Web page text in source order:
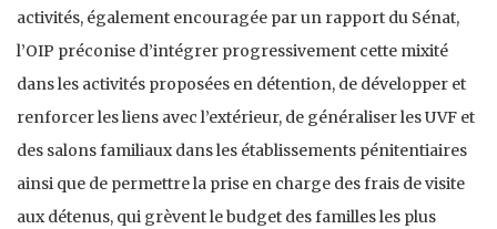
activités, également encouragée par un rapport du Sénat,
l’OIP préconise d’intégrer progressivement cette mixité
dans les activités proposées en détention, de développer et
renforcer les liens avec l’extérieur, de généraliser les UVF et
des salons familiaux dans les établissements pénitentiaires
ainsi que de permettre la prise en charge des frais de visite
aux détenus, qui grèvent le budget des familles les plus